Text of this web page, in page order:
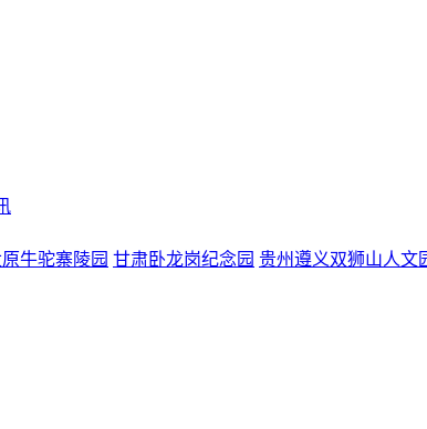
牛驼寨陵园 甘肃卧龙岗纪念园 贵州遵义双狮山人文